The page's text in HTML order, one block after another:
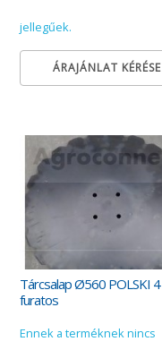
jellegűek.
ÁRAJÁNLAT KÉRÉSE
Tárcsalap Ø560 POLSKI 4
furatos
Ennek a terméknek nincs